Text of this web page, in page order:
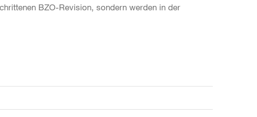
BZO-Revision, sondern werden in der